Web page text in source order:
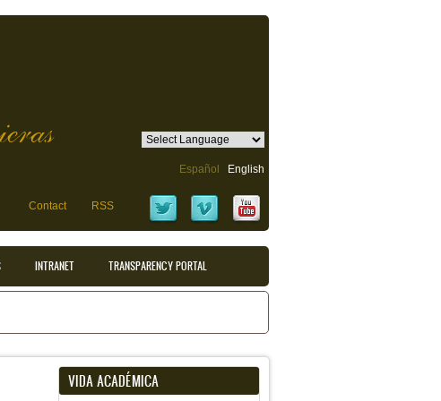
Español English
Contact RSS
INTRANET TRANSPARENCY PORTAL
VIDA ACADÉMICA